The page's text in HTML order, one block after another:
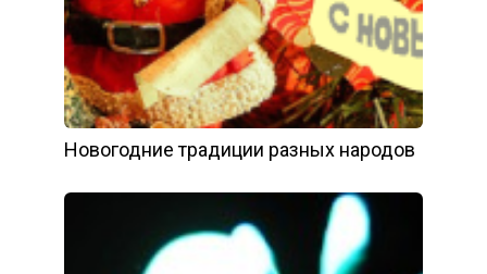
Новогодние традиции разных народов